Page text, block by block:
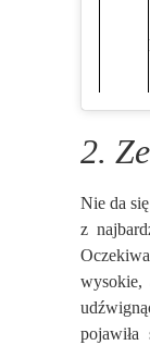
2.
Nie da
z
wysokie,